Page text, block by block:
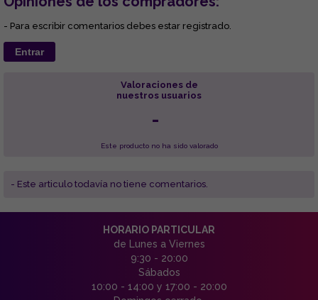
- Para escribir comentarios debes estar registrado.
Entrar
Valoraciones de
nuestros usuarios
-
Este producto no ha sido valorado
- Este articulo todavía no tiene comentarios.
HORARIO PARTICULAR
de Lunes a Viernes
9:30 - 20:00
Sábados
10:00 - 14:00 y 17:00 - 20:00